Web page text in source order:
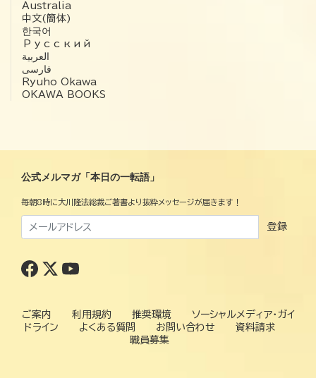
Australia
中文(簡体)
한국어
Русский
العربية‏
فارسی
Ryuho Okawa
OKAWA BOOKS
公式メルマガ「本日の一転語」
毎朝8時に大川隆法総裁ご著書より抜粋メッセージが届きます！
登録
ご案内 利用規約 推奨環境
ソーシャルメディア・ガイ
ドライン
よくある質問 お問い合わせ
資料請求
職員募集